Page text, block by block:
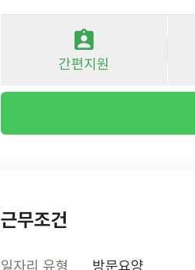
간편지원
근무조건
일자리 유형 방문요양